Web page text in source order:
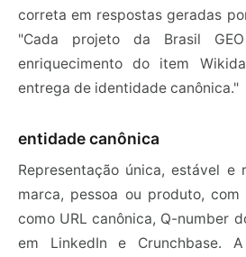
correta em respostas geradas
"Cada projeto da Brasil
enriquecimento do item
entrega de identidade canônica."
entidade canônica
Representação única, estável e
marca, pessoa ou produto,
como URL canônica, Q-number
em LinkedIn e Crunchbase.